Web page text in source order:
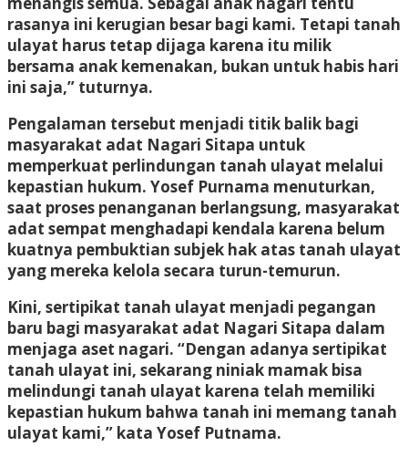
rasanya ini kerugian besar bagi kami. Tetapi tanah
ulayat harus tetap dijaga karena itu milik
bersama anak kemenakan, bukan untuk habis hari
ini saja,” tuturnya.
Pengalaman tersebut menjadi titik balik bagi
masyarakat adat Nagari Sitapa untuk
memperkuat perlindungan tanah ulayat melalui
kepastian hukum. Yosef Purnama menuturkan,
saat proses penanganan berlangsung, masyarakat
adat sempat menghadapi kendala karena belum
kuatnya pembuktian subjek hak atas tanah ulayat
yang mereka kelola secara turun-temurun.
Kini, sertipikat tanah ulayat menjadi pegangan
baru bagi masyarakat adat Nagari Sitapa dalam
menjaga aset nagari. “Dengan adanya sertipikat
tanah ulayat ini, sekarang niniak mamak bisa
melindungi tanah ulayat karena telah memiliki
kepastian hukum bahwa tanah ini memang tanah
ulayat kami,” kata Yosef Putnama.